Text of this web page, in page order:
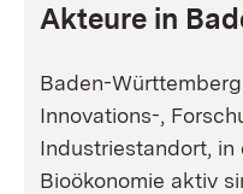
Akteure in
Baden-
Innovations-,
Industriestandort,
Bioökonomie aktiv